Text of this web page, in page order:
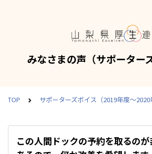
みなさまの声（サポーター
TOP サポーターズボイス（2019年度～2020
この人間ドックの予約を取るの